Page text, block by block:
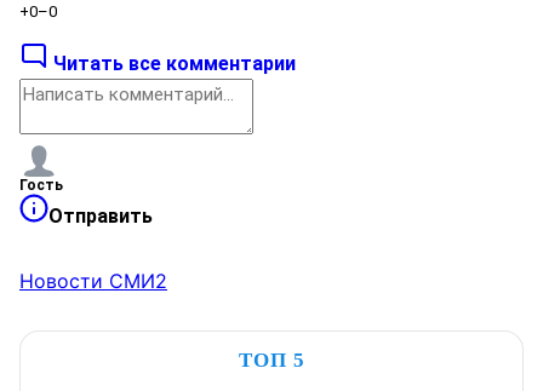
+0–0
Читать все комментарии
Гость
Отправить
Новости СМИ2
ТОП 5